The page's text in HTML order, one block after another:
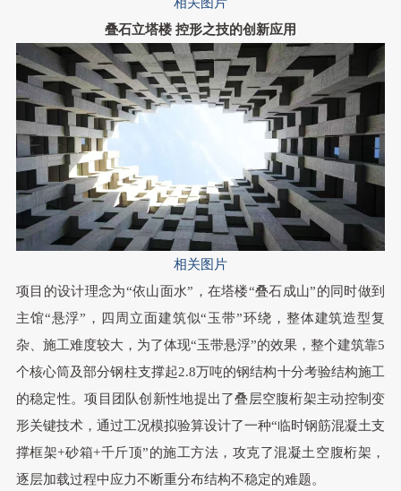
相关图片
叠石立塔楼 控形之技的创新应用
相关图片
项目的设计理念为“依山面水” ， 在塔楼“叠石成山”的同时做到
主馆“悬浮” ， 四周立面建筑似“玉带”环绕 ， 整体建筑造型复
杂、施工难度较大 ， 为了体现“玉带悬浮”的效果 ，整个建筑靠5
个核心筒及部分钢柱支撑起2.8万吨的钢结构十分考验结构施工
的稳定性。项目团队创新性地提出了叠层空腹桁架主动控制变
形关键技术， 通过工况模拟验算设计了一种“临时钢筋混凝土支
撑框架+砂箱+千斤顶”的施工方法 ， 攻克了混凝土空腹桁架 ，
逐层加载过程中应力不断重分布结构不稳定的难题。